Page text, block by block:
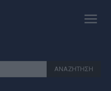
ΑΝΑΖΗΤΗΣΗ